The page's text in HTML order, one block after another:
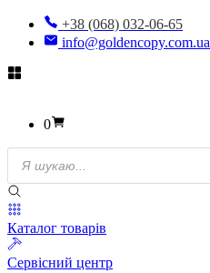
+38 (068) 032-06-65
info@goldencopy.com.ua
0
Пошук
товарів
Каталог товарів
Сервісний центр